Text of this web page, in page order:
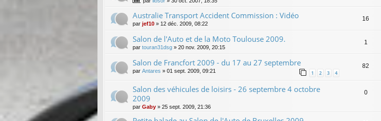
Australie Transport Accident Commission : Vidéo
par jef10 » 12 déc. 2009, 08:22
16
Salon de l'Auto et de la Moto Toulouse 2009.
par touran31dsg » 20 nov. 2009, 20:15
1
Salon de Francfort 2009 - du 17 au 27 septembre
par Antares » 01 sept. 2009, 09:21 1 2 3 4
82
Salon des véhicules de loisirs - 26 septembre 4 octobre
2009
par Gaby » 25 sept. 2009, 21:36
0